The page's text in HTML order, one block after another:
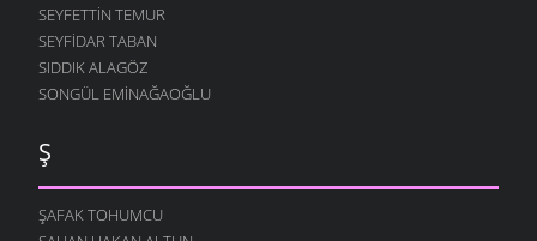
SEYFETTIN TEMUR
SEYFIDAR TABAN
SIDDIK ALAGÖZ
SONGÜL EMINAĞAOĞLU
Ş
ŞAFAK TOHUMCU